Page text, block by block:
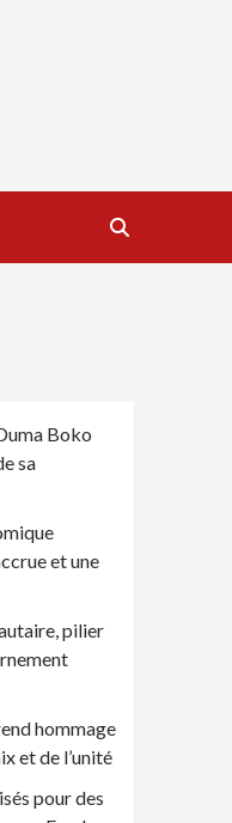
Boko
sa
et une
pilier
hommage
et de l’unité
pour des